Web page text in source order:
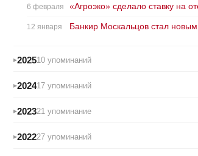
6 февраля «Агроэко» сделало ставку на
12 января Банкир Москальцов стал
202510 упоминаний
202417 упоминаний
202321 упоминание
202227 упоминаний